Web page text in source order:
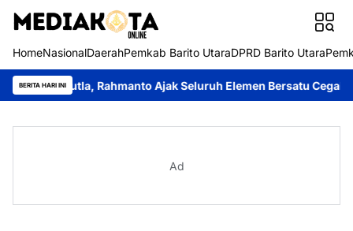
HomeNasionalDaerahPemkab Barito UtaraDPRD Barito Utara
BERITA HARI INI
Rahmanto Ajak Seluruh Elemen Bersatu Cegah Bencana
Ad